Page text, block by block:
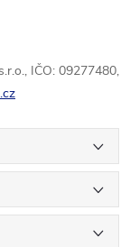
IČO: 09277480,